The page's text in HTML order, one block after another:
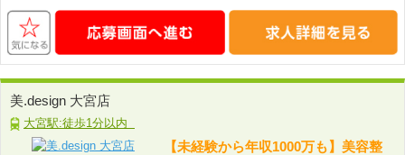
美.design 大宮店
大宮駅:徒歩1分以内
【未経験から年収1000万も】美容整